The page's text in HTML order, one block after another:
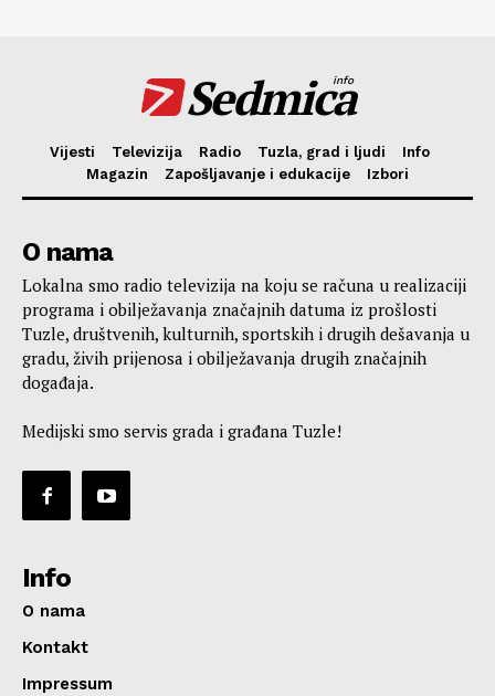
Sedmica
info
Vijesti Televizija Radio Tuzla, grad i ljudi
Info
Magazin
Zapošljavanje i edukacije Izbori
O nama
Lokalna smo radio televizija na koju se računa u realizaciji
programa i obilježavanja značajnih datuma iz prošlosti
Tuzle, društvenih, kulturnih, sportskih i drugih dešavanja u
gradu, živih prijenosa i obilježavanja drugih značajnih
događaja.
Medijski smo servis grada i građana Tuzle!
Info
O nama
Kontakt
Impressum